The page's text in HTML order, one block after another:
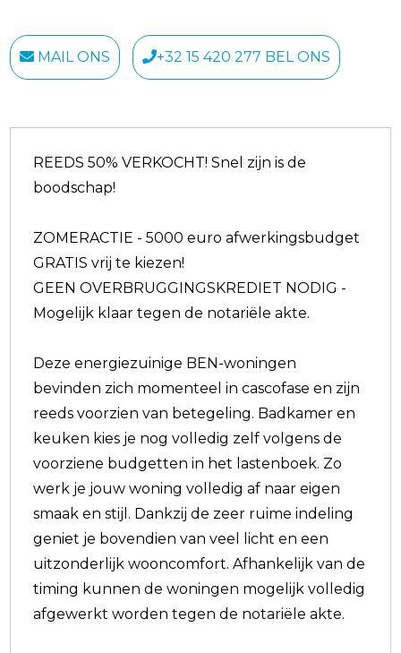
MAIL ONS +32 15 420 277 BEL ONS
REEDS 50% VERKOCHT! Snel zijn is de
boodschap!
ZOMERACTIE - 5000 euro afwerkingsbudget
GRATIS vrij te kiezen!
GEEN OVERBRUGGINGSKREDIET NODIG -
Mogelijk klaar tegen de notariële akte.
Deze energiezuinige BEN-woningen
bevinden zich momenteel in cascofase en zijn
reeds voorzien van betegeling. Badkamer en
keuken kies je nog volledig zelf volgens de
voorziene budgetten in het lastenboek. Zo
werk je jouw woning volledig af naar eigen
smaak en stijl. Dankzij de zeer ruime indeling
geniet je bovendien van veel licht en een
uitzonderlijk wooncomfort. Afhankelijk van de
timing kunnen de woningen mogelijk volledig
afgewerkt worden tegen de notariële akte.